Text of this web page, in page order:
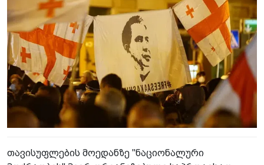
თავისუფლების მოედანზე "ნაციონალური